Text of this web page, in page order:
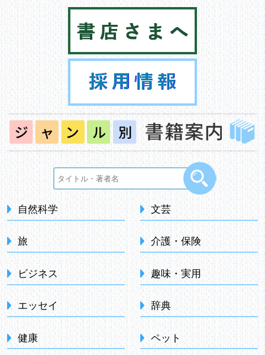
自然科学
旅
ビジネス
エッセイ
健康
文芸
介護・保険
趣味・実用
辞典
ペット